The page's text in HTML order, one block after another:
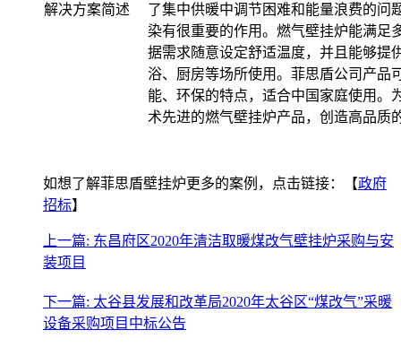
解决方案简述
了集中供暖中调节困难和能量浪费的问
染有很重要的作用。燃气壁挂炉能满足
据需求随意设定舒适温度，并且能够提
浴、厨房等场所使用。菲思盾公司产品
能、环保的特点，适合中国家庭使用。
术先进的燃气壁挂炉产品，创造高品质
如想了解菲思盾壁挂炉更多的案例，点击链接：【政府
招标】
上一篇: 东昌府区2020年清洁取暖煤改气壁挂炉采购与安
装项目
下一篇: 太谷县发展和改革局2020年太谷区“煤改气”采暖
设备采购项目中标公告